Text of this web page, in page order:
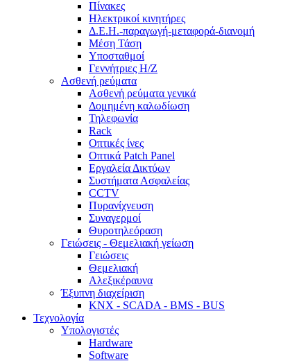
Πίνακες
Ηλεκτρικοί κινητήρες
Δ.Ε.Η.-παραγωγή-μεταφορά-διανομή
Μέση Τάση
Υποσταθμοί
Γεννήτριες Η/Ζ
Ασθενή ρεύματα
Ασθενή ρεύματα γενικά
Δομημένη καλωδίωση
Τηλεφωνία
Rack
Οπτικές ίνες
Οπτικά Patch Panel
Εργαλεία Δικτύων
Συστήματα Ασφαλείας
CCTV
Πυρανίχνευση
Συναγερμοί
Θυροτηλεόραση
Γειώσεις - Θεμελιακή γείωση
Γειώσεις
Θεμελιακή
Αλεξικέραυνα
Έξυπνη διαχείριση
KNX - SCADA - BMS - BUS
Τεχνολογία
Υπολογιστές
Hardware
Software